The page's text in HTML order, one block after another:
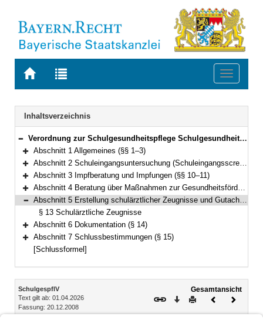
Zur
BAYERN.RECHT
Zur
letzten
Suche
Toggle
Navigation
Inhaltsverzeichnis
Bereich reduzieren
Verordnung zur Schulgesundheitspflege Schulgesundheitspflegeverordnung (SchulgespflV) Vom 20. Dezember 2008 (GVBl. 2009 S. 10) BayRS 2126-3-2-G (§§ 1–15)
Bereich erweitern
Abschnitt 1 Allgemeines (§§ 1–3)
Bereich erweitern
Abschnitt 2 Schuleingangsuntersuchung (Schuleingangsscreening, schulärztliche Untersuchung) (§§ 4–9)
Bereich erweitern
Abschnitt 3 Impfberatung und Impfungen (§§ 10–11)
Bereich erweitern
Abschnitt 4 Beratung über Maßnahmen zur Gesundheitsförderung und Prävention (§ 12)
Bereich reduzieren
Abschnitt 5 Erstellung schulärztlicher Zeugnisse und Gutachten (§ 13)
§ 13 Schulärztliche Zeugnisse
Bereich erweitern
Abschnitt 6 Dokumentation (§ 14)
Bereich erweitern
Abschnitt 7 Schlussbestimmungen (§ 15)
[Schlussformel]
Inhalt
SchulgespflV
Text gilt ab: 01.04.2026
Fassung: 20.12.2008
Gesamtansicht
Download
DruckenVorheriges